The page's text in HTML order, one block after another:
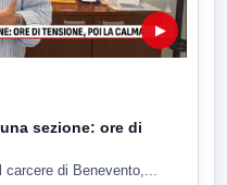
▶
sezione: ore di
di Benevento,...